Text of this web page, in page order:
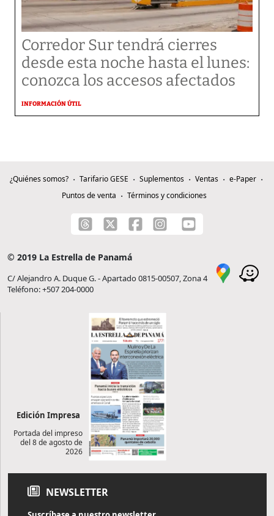
Corredor Sur tendrá cierres
desde esta noche hasta el lunes:
conozca los accesos afectados
INFORMACIÓN ÚTIL
¿Quiénes somos? Tarifario GESE Suplementos Ventas
e-Paper
Puntos de venta
Términos y condiciones
© 2019 La Estrella de Panamá
C/ Alejandro A. Duque G. - Apartado 0815-00507, Zona 4
Teléfono: +507 204-0000
Edición Impresa
Portada del impreso
del 8 de agosto de
2026
NEWSLETTER